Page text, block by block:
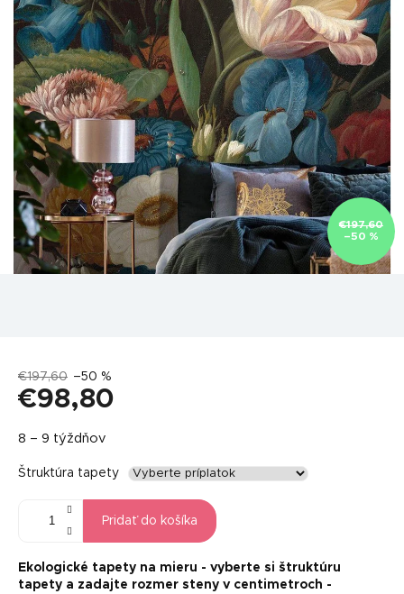
€197,60
–50 %
€197,60 –50 %
€98,80
cena:
8 – 9 týždňov
Štruktúra tapety
Pridať do košíka
Ekologické tapety na mieru - vyberte si štruktúru
tapety a zadajte rozmer steny v centimetroch -